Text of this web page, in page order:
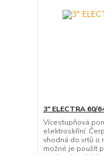
3" ELECTRA 60/
Vícestupňová
elektroskříní.
vhodná do vrtů o
možné je použít